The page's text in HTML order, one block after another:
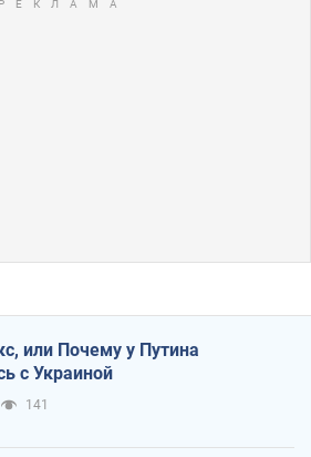
или Почему у Путина
с Украиной
141